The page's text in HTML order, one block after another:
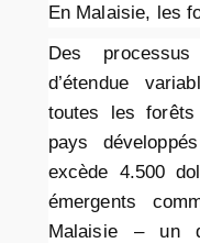
En Malaisie, les
Des
d’étendue
toutes les
pays
excède 4.500
émergents
Malaisie – un